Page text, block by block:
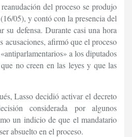
del proceso se produjo
05), y contó con la presencia del
su defensa. Durante casi una hora
acusaciones, afirmó que el proceso
a los diputados
no creen en las leyes y que las
Lasso decidió activar el decreto
considerada por algunos
un indicio de que el mandatario
absuelto en el proceso.